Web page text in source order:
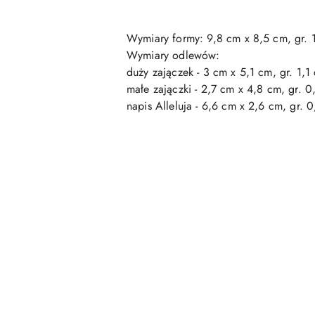
Wymiary formy: 9,8 cm x 8,5 cm, gr.
Wymiary odlewów:
duży zajączek - 3 cm x 5,1 cm, gr. 1,1
małe zajączki - 2,7 cm x 4,8 cm, gr.
napis Alleluja - 6,6 cm x 2,6 cm, gr.